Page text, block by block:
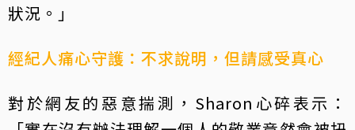
狀況。」
經紀人痛心守護：不求說明，但請感受真心
對於網友的惡意揣測，Sharon心碎表示：